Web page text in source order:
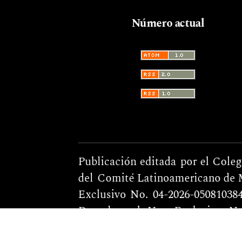
Número actual
Publicación editada por el
del Comité Latinoamericano de
Exclusivo No. 04-2026-
Derechos al Uso Exclusivo